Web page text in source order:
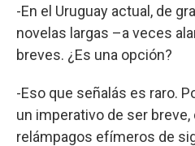
-En el Uruguay actual, de
novelas largas –a veces
breves. ¿Es una opción?
-Eso que señalás es raro.
un imperativo de ser
relámpagos efímeros de